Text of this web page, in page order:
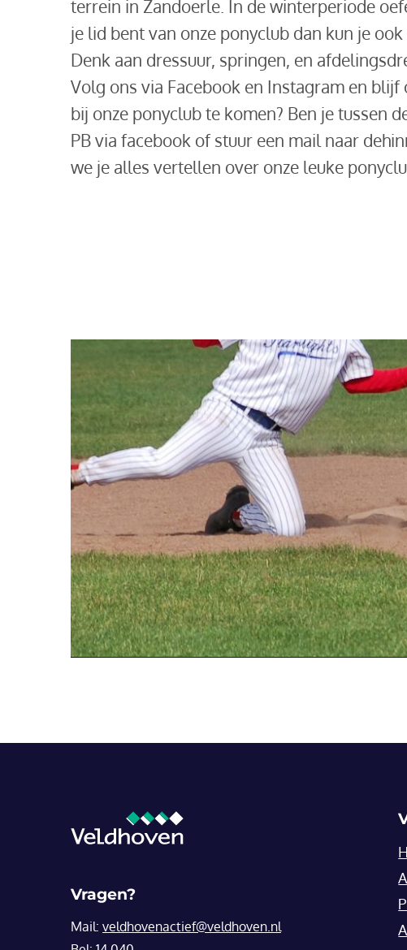
terrein in Zandoerle. In de winterperiode
je lid bent van onze ponyclub dan kun je
Denk aan dressuur, springen, en
Volg ons via Facebook en Instagram en blijf
bij onze ponyclub te komen? Ben je tussen
PB via facebook of stuur een mail naar
we je alles vertellen over onze leuke
Vragen?
Mail: veldhovenactief@veldhoven.nl